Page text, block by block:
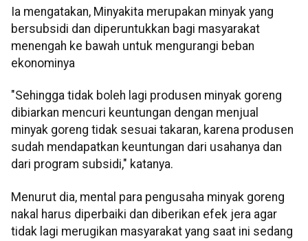
Ia mengatakan, Minyakita merupakan minyak yang
bersubsidi dan diperuntukkan bagi masyarakat
menengah ke bawah untuk mengurangi beban
ekonominya
"Sehingga tidak boleh lagi produsen minyak goreng
dibiarkan mencuri keuntungan dengan menjual
minyak goreng tidak sesuai takaran, karena produsen
sudah mendapatkan keuntungan dari usahanya dan
dari program subsidi," katanya.
Menurut dia, mental para pengusaha minyak goreng
nakal harus diperbaiki dan diberikan efek jera agar
tidak lagi merugikan masyarakat yang saat ini sedang